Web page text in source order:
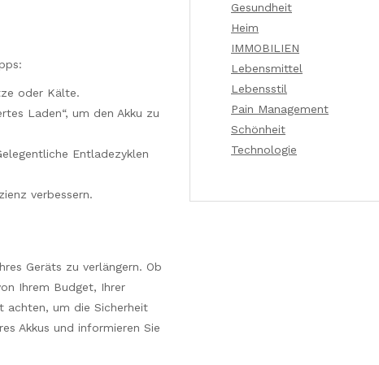
oder Kälte.
Laden“, um den Akku zu
Entladezyklen
verbessern.
Geräts zu verlängern. Ob
Ihrem Budget, Ihrer
achten, um die Sicherheit
Akkus und informieren Sie
Gesundheit
Heim
IMMOBILIEN
Lebensmittel
Lebensstil
Pain Management
Schönheit
Technologie